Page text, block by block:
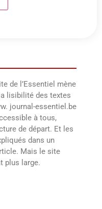
de l’Essentiel mène
lisibilité des textes
journal-essentiel.be
à tous,
de départ. Et les
dans un
Mais le site
plus large.